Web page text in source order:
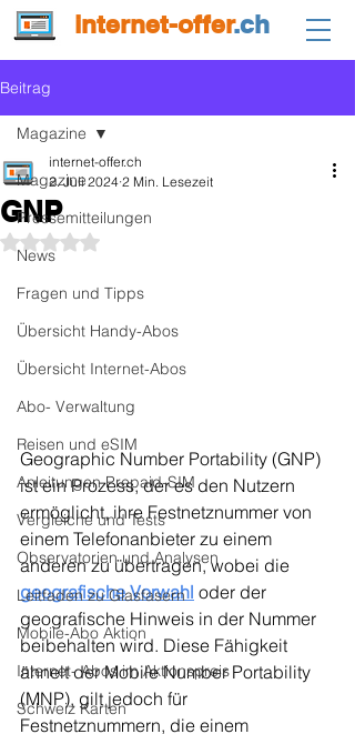
internet-offer.ch
Beitrag
Magazine
Pressemitteilungen
News
Fragen und Tipps
Übersicht Handy-Abos
Übersicht Internet-Abos
Abo- Verwaltung
Reisen und eSIM
Anleitungen Prepaid-SIM
Vergleiche und Tests
Observatorien und Analysen
Leitfaden zu Glasfasern
Mobile-Abo Aktion
Internet- Abos im Aktionspreis
Schweiz Karten
Magazine
GNP
internet-offer.ch
2. Juli 2024 2 Min. Lesezeit
Mit NaN von 5 Sternen bewertet.
Geographic Number Portability (GNP)
ist ein Prozess, der es den Nutzern
ermöglicht, ihre Festnetznummer von
einem Telefonanbieter zu einem
anderen zu übertragen, wobei die
geografische Vorwahl oder der
geografische Hinweis in der Nummer
beibehalten wird. Diese Fähigkeit
ähnelt der Mobile Number Portability
(MNP), gilt jedoch für
Festnetznummern, die einem